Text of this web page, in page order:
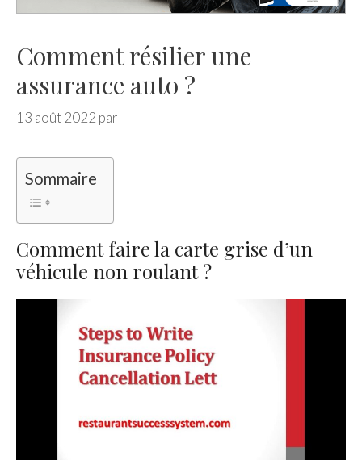
Comment résilier une
assurance auto ?
13 août 2022 par
Sommaire
Comment faire la carte grise d’un
véhicule non roulant ?